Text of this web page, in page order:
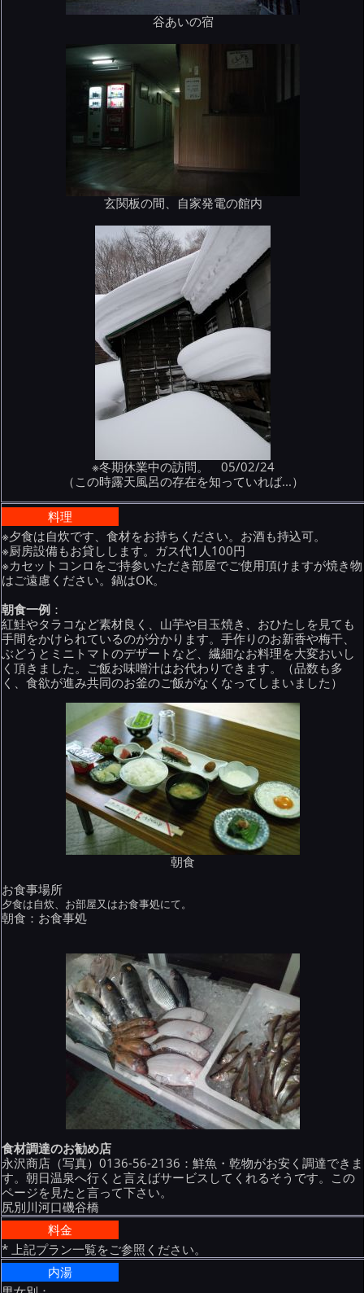
谷あいの宿
玄関板の間、自家発電の館内
※冬期休業中の訪問。 05/02/24
（この時露天風呂の存在を知っていれば...）
料理
※夕食は自炊です、食材をお持ちください。お酒も持込可。
※厨房設備もお貸しします。ガス代1人100円
※カセットコンロをご持参いただき部屋でご使用頂けますが焼き物
はご遠慮ください。鍋はOK。
朝食一例 ：
紅鮭やタラコなど素材良く、山芋や目玉焼き、おひたしを見ても
手間をかけられているのが分かります。手作りのお新香や梅干、
ぶどうとミニトマトのデザートなど、繊細なお料理を大変おいし
く頂きました。ご飯お味噌汁はお代わりできます。（品数も多
く、食欲が進み共同のお釜のご飯がなくなってしまいました）
朝食
お食事場所
夕食は自炊、お部屋又はお食事処にて。
朝食：お食事処
食材調達のお勧め店
永沢商店（写真）0136-56-2136：鮮魚・乾物がお安く調達できま
す。朝日温泉へ行くと言えばサービスしてくれるそうです。この
ページを見たと言って下さい。
尻別川河口磯谷橋
料金
* 上記プラン一覧をご参照ください。
内湯